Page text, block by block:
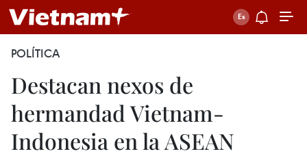
POLÍTICA
Destacan nexos de
hermandad Vietnam-
Indonesia en la ASEAN